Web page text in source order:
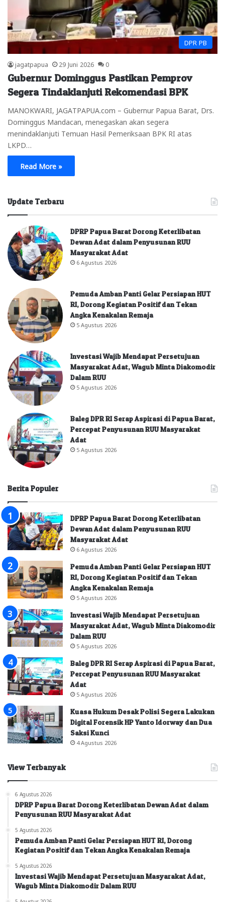
DPR PB
jagatpapua 29 Juni 2026 0
Gubernur Dominggus Pastikan Pemprov
Segera Tindaklanjuti Rekomendasi BPK
MANOKWARI, JAGATPAPUA.com – Gubernur Papua Barat, Drs.
Dominggus Mandacan, menegaskan akan segera
menindaklanjuti Temuan Hasil Pemeriksaan BPK RI atas
LKPD…
Read More »
Update Terbaru
DPRP Papua Barat Dorong Keterlibatan
Dewan Adat dalam Penyusunan RUU
Masyarakat Adat
6 Agustus 2026
Pemuda Amban Panti Gelar Persiapan HUT
RI, Dorong Kegiatan Positif dan Tekan
Angka Kenakalan Remaja
5 Agustus 2026
Investasi Wajib Mendapat Persetujuan
Masyarakat Adat, Wagub Minta Diakomodir
Dalam RUU
5 Agustus 2026
Baleg DPR RI Serap Aspirasi di Papua Barat,
Percepat Penyusunan RUU Masyarakat
Adat
5 Agustus 2026
Berita Populer
DPRP Papua Barat Dorong Keterlibatan
Dewan Adat dalam Penyusunan RUU
Masyarakat Adat
6 Agustus 2026
Pemuda Amban Panti Gelar Persiapan HUT
RI, Dorong Kegiatan Positif dan Tekan
Angka Kenakalan Remaja
5 Agustus 2026
Investasi Wajib Mendapat Persetujuan
Masyarakat Adat, Wagub Minta Diakomodir
Dalam RUU
5 Agustus 2026
Baleg DPR RI Serap Aspirasi di Papua Barat,
Percepat Penyusunan RUU Masyarakat
Adat
5 Agustus 2026
Kuasa Hukum Desak Polisi Segera Lakukan
Digital Forensik HP Yanto Idorway dan Dua
Saksi Kunci
4 Agustus 2026
View Terbanyak
6 Agustus 2026
DPRP Papua Barat Dorong Keterlibatan Dewan Adat dalam
Penyusunan RUU Masyarakat Adat
5 Agustus 2026
Pemuda Amban Panti Gelar Persiapan HUT RI, Dorong
Kegiatan Positif dan Tekan Angka Kenakalan Remaja
5 Agustus 2026
Investasi Wajib Mendapat Persetujuan Masyarakat Adat,
Wagub Minta Diakomodir Dalam RUU